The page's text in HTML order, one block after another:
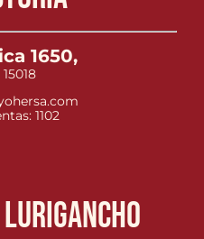
1650,
1102
Lurigancho